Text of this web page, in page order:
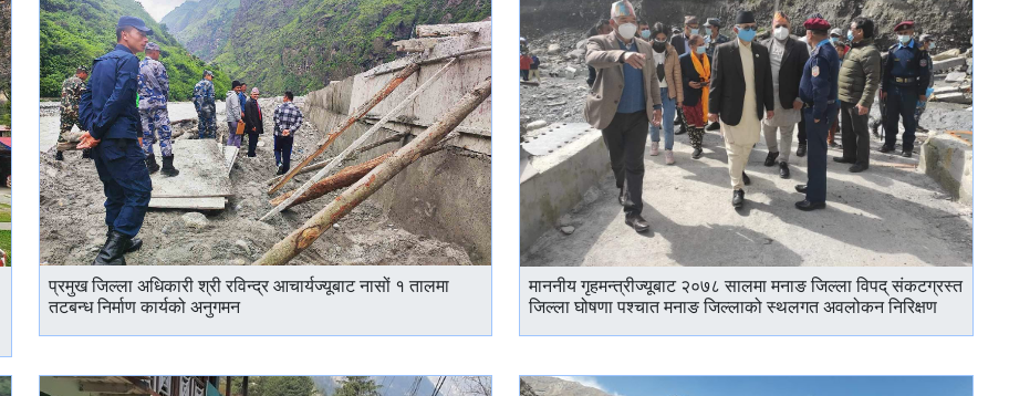
प्रमुख जिल्ला अधिकारी श्री रविन्द्र आचार्यज्यूबाट नासों १ तालमा
तटबन्ध निर्माण कार्यको अनुगमन
माननीय गृहमन्त्रीज्यूबाट २०७८ सालमा मनाङ जिल्ला विपद् संकटग्रस्त
जिल्ला घोषणा पश्चात मनाङ जिल्लाको स्थलगत अवलोकन निरिक्षण